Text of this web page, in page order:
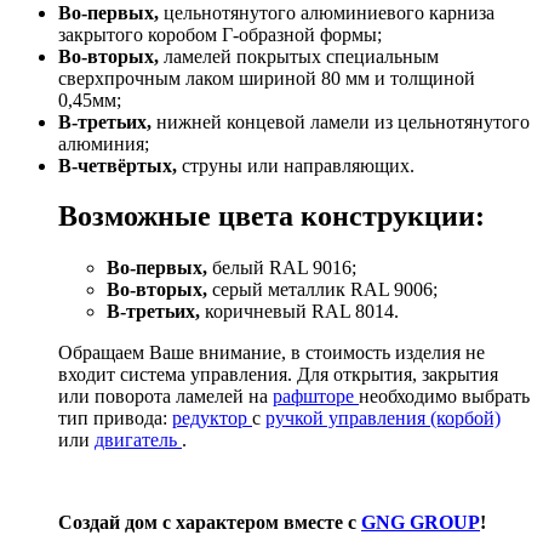
Во-первых, цельнотянутого алюминиевого карниза
закрытого коробом Г-образной формы;
Во-вторых, ламелей покрытых специальным
сверхпрочным лаком шириной 80 мм и толщиной
0,45мм;
В-третьих, нижней концевой ламели из цельнотянутого
алюминия;
В-четвёртых, струны или направляющих.
Возможные цвета конструкции:
Во-первых, белый RAL 9016;
Во-вторых, серый металлик RAL 9006;
В-третьих, коричневый RAL 8014.
Обращаем Ваше внимание, в стоимость изделия не
входит система управления. Для открытия, закрытия
или поворота ламелей на рафшторе необходимо выбрать
тип привода: редуктор с ручкой управления (корбой)
или двигатель .
Создай дом с характером вместе с GNG GROUP!